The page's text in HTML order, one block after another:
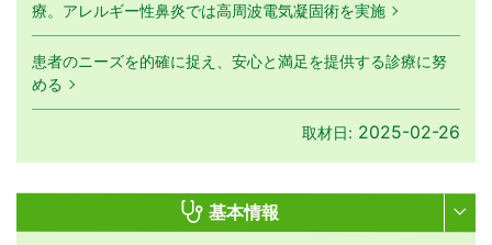
療。アレルギー性鼻炎では高周波電気凝固術を実施
患者のニーズを的確に捉え、安心と満足を提供する診療に努
める
取材日: 2025-02-26
基本情報